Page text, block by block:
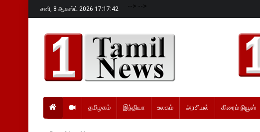
சனி, 8 ஆகஸ்ட் 2026 17:17:43 --> -->
தமிழகம் இந்தியா உலகம் அரசியல் கிரைம் நியூஸ்